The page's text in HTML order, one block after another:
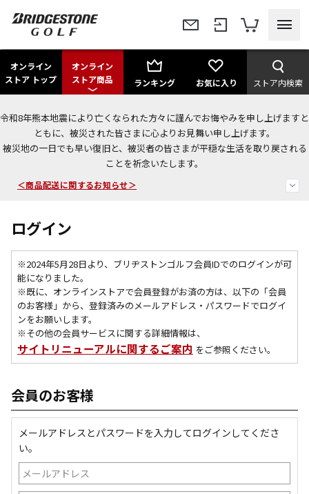
オンライン
ストア トップ
オンライン
ストア商品
ランキング お気に入り ストア内検索
令和8年熊本地震により亡くなられた方々に謹んでお悔やみを申し上げますと
ともに、被災された皆さまに心よりお見舞い申し上げます。
被災地の一日でも早い復旧と、被災者の皆さまが平穏な生活を取り戻される
ことを祈念いたします。
＜夏季休暇中のご注文・発送・お問い合わせ＞
今なら新規会員登録で1,000円OFFクーポンプレゼント！
＜商品配送に関するお知らせ＞
ログイン
※2024年5月28日より、ブリヂストンゴルフ会員IDでのログインが可
能になりました。
※既に、 オンラインストアで会員登録がお済の方は、以下の「会員
のお客様」から、登録済みのメールアドレス・パスワードでログイ
ンをお願いします。
※その他の会員サービスに関する詳細情報は、
サイトリニューアルに関するご案内 をご参照ください。
会員のお客様
メールアドレスとパスワードを入力してログインしてくださ
い。